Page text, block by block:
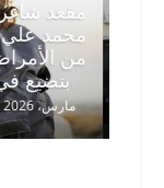
مقعد شاغر على
رمضان.. د.
اقتصادي في
22 فبراير، 2026